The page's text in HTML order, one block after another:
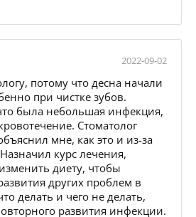
2022-09-02
потому что десна начали
при чистке зубов.
была небольшая инфекция,
Стоматолог
мне, как это и из-за
курс лечения,
диету, чтобы
других проблем в
делать и чего не делать,
развития инфекции.